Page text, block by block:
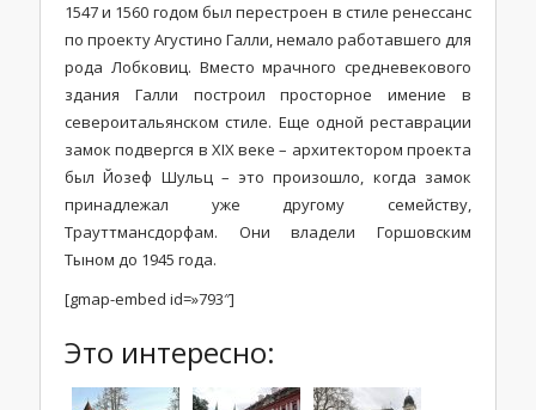
1547 и 1560 годом был перестроен в стиле ренессанс
по проекту Агустино Галли, немало работавшего для
рода Лобковиц. Вместо мрачного средневекового
здания Галли построил просторное имение в
североитальянском стиле. Еще одной реставрации
замок подвергся в XIX веке – архитектором проекта
был Йозеф Шульц – это произошло, когда замок
принадлежал уже другому семейству,
Трауттмансдорфам. Они владели Горшовским
Тыном до 1945 года.
[gmap-embed id=»793″]
Это интересно: